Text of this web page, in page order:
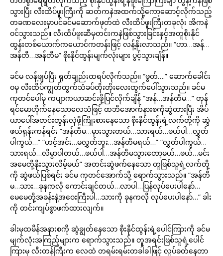
သွားပြီး လီးထိပ်ဖူးကြီးကို ဆတ်ကနဲအထက်သို့ကော့ဆောင့်လိုက်သည့်
တခဏလေးမှာပင်ခင်မဆောက်ဖုတ်ထဲ လီးထိပ်ဖူးကြီးတခုလုံး အိကနဲ
ဝင်သွားသည်။ လီးထိပ်ဖူးဆီမှတင်းကနဲဖြစ်သွားခြင်းနှင့်အတူစိုးနိုင်
ထွန်းတစ်ယောက်ကယောင်ကတန်းဖြင့် လန့်နိုးလာသည်။ “ဟာ…အန်…
အန်တီ…အန်တီမ” စိုးနိုင်ထွန်းမျက်လုံးများ ပွင့်သွားချိန်။
ခင်မ လန့်ဖျပ်ပြီး ရုတ်ချည်းထရပ်လိုက်သည်။ “ဖွတ်….” ဆောက်ခေါင်း
ဝမှ လီးထိပ်ကျွတ်ထွက်သံခပ်တိုးတိုးလေးထွက်ပေါ်သွားသည်။ ခင်မ
ကုတင်ပေါ်မှ ကပျာကယာဆင်းဖို့ပြင်လိုက်ချိန် “အန်…အန်တီမ…” တုန်
ရင်မောဟိုက်နေသောလေသံဖြင့် ထဘီအောက်နားစကိုဆွဲထားပြီး အိပ်
ယာပေါ်အတင်းတွန်းလှဲဖို့ကြိုးစားနေသော စိုးနိုင်ထွန်းရဲ့လက်တို့ကို ဆွဲ
ဖယ်ရုန်းကန်ရင်း “အန်တီမ…မှားသွားတယ်…သားရယ်…ဖယ်ပါ…လွှတ်
ပါကွယ်…” “ဟင့်အင်း…မလွှတ်ဘူး…အန်တီမရယ်…” “လွှတ်ပါကွယ်…
သားရယ်…လိမ္မာပါတယ်…ဖယ်ပါ…အန်တီမသွားတော့မယ်…ဖယ်…မင်း
အမေတို့နိုးသွားလိမ့်မယ်” အတင်းဆွဲဖက်နေသော တူဖြစ်သူရဲ့လက်တို့
ကို ဆွဲဖယ်ပြစ်ရင်း ခင်မ ကုတင်အောက်သို့ ရောက်သွားသည်။ “အန်တီ
မ…သား…ခုနကလို ကောင်းချင်တယ်…လာပါ…ပြန်လုပ်ပေးပါနော်…
မေမေတို့အခန်းနဲ့အဝေးကြီးပါ…သားကို ခုနကလို လုပ်ပေးပါနော်…” ခါး
ကို တင်းကျပ်စွာဖက်ထားလျက်။
ခါးမှထမိန်အနားစကို ဆွဲချွတ်နေသော စိုးနိုင်ထွန်းရဲ့ပေါင်ကြားကို ခင်မ
မျက်လုံးအကြည့်များက ရောက်သွားသည်။ တူအရင်းဖြစ်သူရဲ့ပေါင်
ကြားမှ လီးတန်ကြီးက လေထဲ တရမ်းရမ်းတခါခါဖြင့် လှုပ်ခတ်နေတာ